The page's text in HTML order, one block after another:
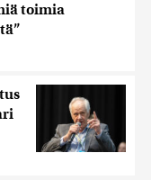
toimia